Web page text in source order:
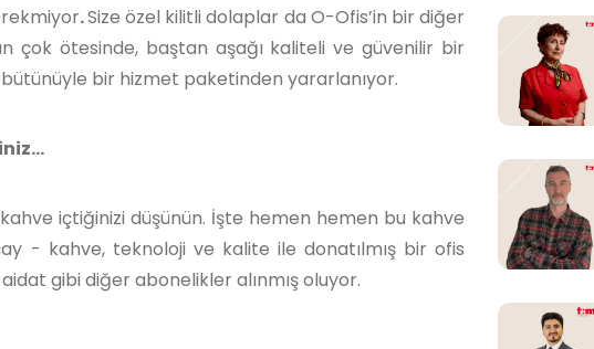
.Size özel kilitli dolaplar da O-Ofis’in bir diğer
çok ötesinde, baştan aşağı kaliteli ve güvenilir bir
bir hizmet paketinden yararlanıyor.
içtiğinizi düşünün. İşte hemen hemen bu kahve
- kahve, teknoloji ve kalite ile donatılmış bir ofis
gibi diğer abonelikler alınmış oluyor.